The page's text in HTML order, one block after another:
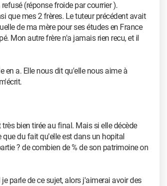
(réponse froide par courrier ).
que mes 2 frères. Le tuteur précédent avait
de ma mère pour ses études en France
Mon autre frère n'a jamais rien recu, et il
en a. Elle nous dit qu'elle nous aime à
bien tirée au final. Mais si elle décède
du fait qu'elle est dans un hopital
? de combien de % de son patrimoine on
parle de ce sujet, alors j'aimerai avoir des